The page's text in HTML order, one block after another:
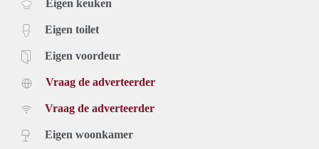
Eigen keuken
Eigen toilet
Eigen voordeur
Vraag de adverteerder
Vraag de adverteerder
Eigen woonkamer